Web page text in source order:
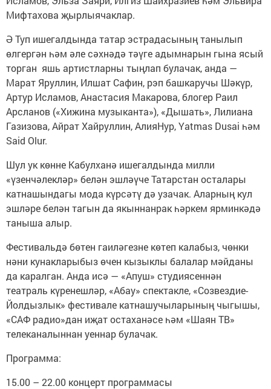
Мифтахова җырлыячаклар.
Ә Туп ишегалдында татар эстрадасының танылып
өлгергән һәм әле сәхнәдә тәүге адымнарын гына ясый
торган яшь артистларны тыңлап булачак, анда —
Марат Яруллин, Илшат Сафин, рэп башкаручы Шәкүр,
Артур Исламов, Анастасия Макарова, блогер Раил
Арсланов («Хижина музыканта»), «Дышать», Лилиана
Газизова, Айрат Хайруллин, АлияНур, Yatmas Dusai һәм
Said Olur.
Шул ук көнне Кабулханә ишегалдында милли
«үзенчәлекләр» белән эшләүче Татарстан осталары
катнашындагы мода күрсәтү дә узачак. Аларның кул
эшләре белән тагын да якыннанрак һәркем ярминкәдә
таныша алыр.
Фестивальдә бөтен гаиләгезне көтеп калабыз, чөнки
нәни кунакларыбыз өчен кызыклы балалар мәйданы
да каралган. Анда исә — «Апуш» студиясеннән
театраль күренешләр, «Абау» спектакле, «Созвездие-
Йолдызлык» фестивале катнашучыларының чыгышы,
«CАФ радио»дан иҗат остаханәсе һәм «Шаян ТВ»
телеканалыннан уеннар булачак.
Программа:
15.00 – 22.00 концерт программасы